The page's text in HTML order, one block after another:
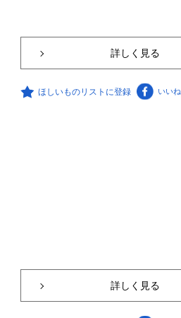
詳しく見る
ほしいものリストに登録 いいね
詳しく見る